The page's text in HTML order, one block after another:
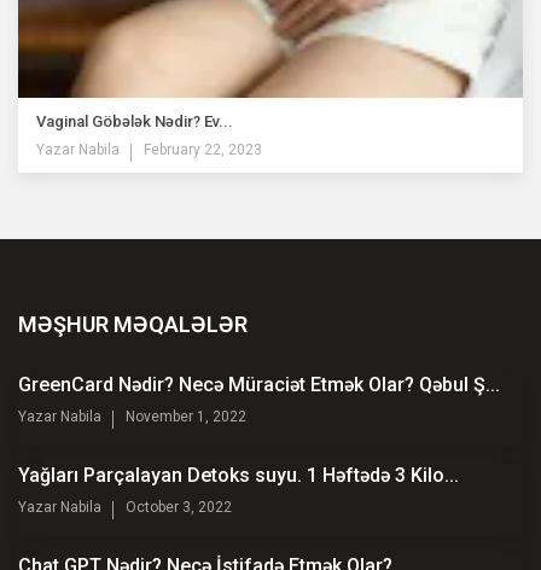
Vaginal Göbələk Nədir? Ev...
Yazar Nabila February 22, 2023
MƏŞHUR MƏQALƏLƏR
GreenCard Nədir? Necə Müraciət Etmək Olar? Qəbul Ş...
Yazar Nabila November 1, 2022
Yağları Parçalayan Detoks suyu. 1 Həftədə 3 Kilo...
Yazar Nabila October 3, 2022